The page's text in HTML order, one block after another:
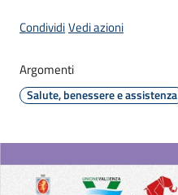
g
S
e
r
i
z
CondividiVedi azioni
Argomenti
Salute, benessere e assistenza